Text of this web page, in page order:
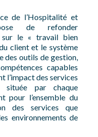
de l’Hospitalité et
de refonder
sur le « travail bien
client et le système
des outils de gestion,
capables
l’impact des services
située par chaque
pour l’ensemble du
des services que
environnements de